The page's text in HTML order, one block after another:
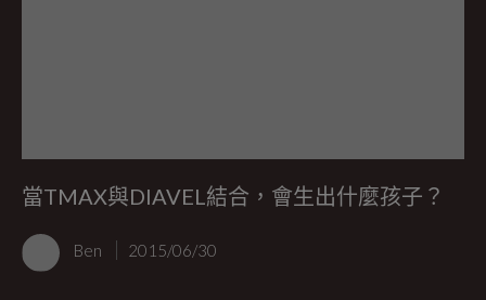
當TMAX與DIAVEL結合，會生出什麼孩子？
Ben 2015/06/30